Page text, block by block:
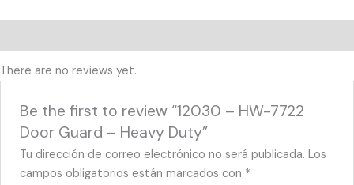
There are no reviews yet.
Be the first to review “12030 – HW-7722
Door Guard – Heavy Duty”
Tu dirección de correo electrónico no será publicada. Los
campos obligatorios están marcados con *